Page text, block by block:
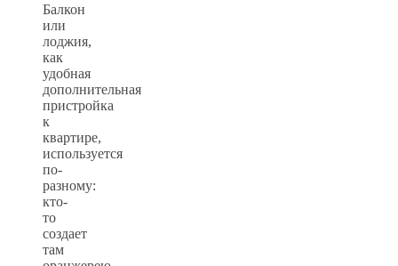
Балкон
или
лоджия,
как
удобная
дополнительная
пристройка
к
квартире,
используется
по-
разному:
кто-
то
создает
там